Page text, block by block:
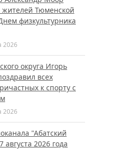
жителей Тюменской
физкультурника
2026
округа Игорь
всех
к спорту с
2026
"Абатский
августа 2026 года